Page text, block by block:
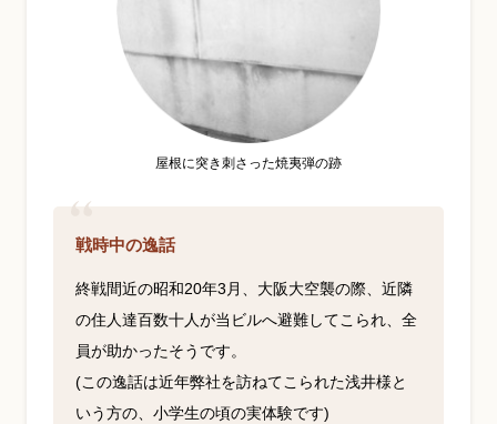
屋根に突き刺さった焼夷弾の跡
戦時中の逸話
終戦間近の昭和20年3月、大阪大空襲の際、近隣
の住人達百数十人が当ビルへ避難してこられ、全
員が助かったそうです。
(この逸話は近年弊社を訪ねてこられた浅井様と
いう方の、小学生の頃の実体験です)